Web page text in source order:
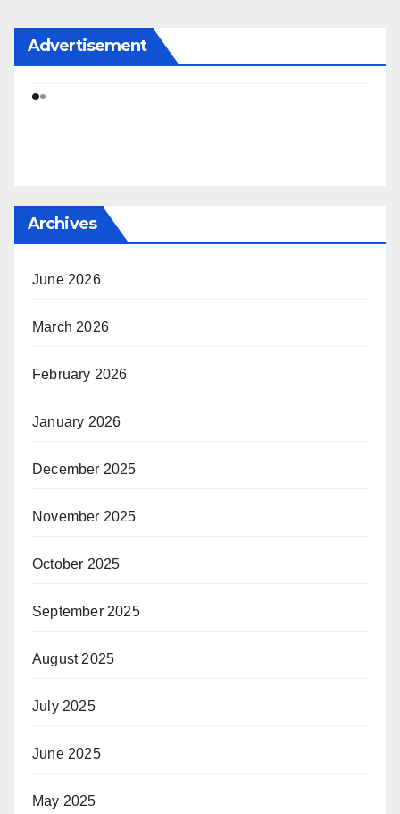
Advertisement
Archives
June 2026
March 2026
February 2026
January 2026
December 2025
November 2025
October 2025
September 2025
August 2025
July 2025
June 2025
May 2025